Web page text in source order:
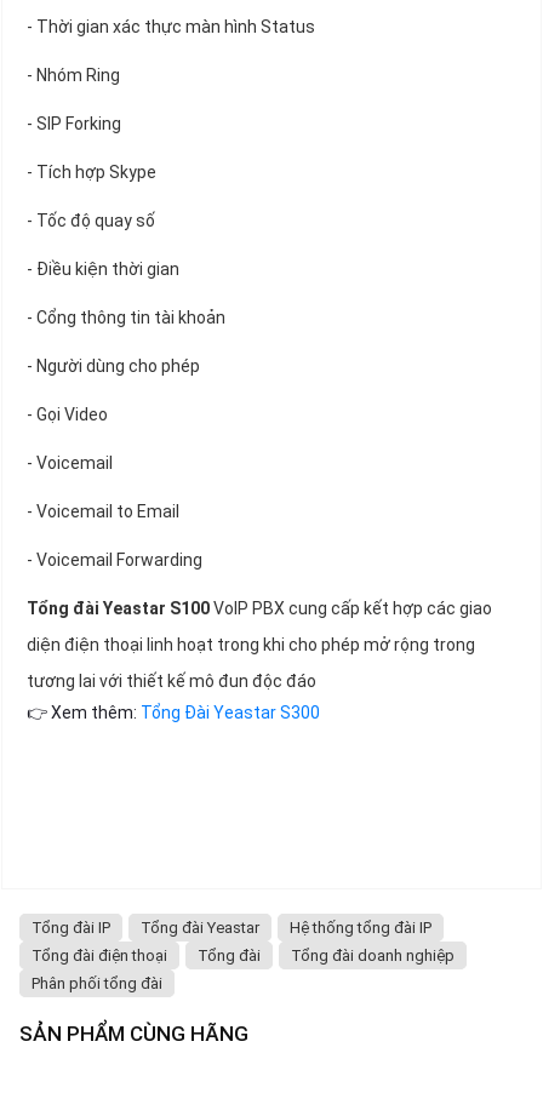
- Thời gian xác thực màn hình Status
- Nhóm Ring
- SIP Forking
- Tích hợp Skype
- Tốc độ quay số
- Điều kiện thời gian
- Cổng thông tin tài khoản
- Người dùng cho phép
- Gọi Video
- Voicemail
- Voicemail to Email
- Voicemail Forwarding
Tổng đài Yeastar S100VoIP PBX cung cấp kết hợp các giao
diện điện thoại linh hoạt trong khi cho phép mở rộng trong
tương lai với thiết kế mô đun độc đáo
👉 Xem thêm: Tổng Đài Yeastar S300
Tổng đài IP Tổng đài Yeastar
Hệ thống tổng đài IP
Tổng đài điện thoại
Tổng đài
Tổng đài doanh nghiệp
Phân phối tổng đài
SẢN PHẨM CÙNG HÃNG